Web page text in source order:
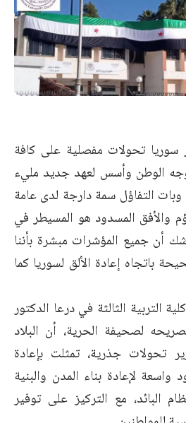
سوريا تحولات مفصلية على كافة
الوطن وأسس لعهد جديد مليء
وبات التفاؤل سمة دارجة لدى عامة
والأفق المسدود هو المسيطر في
أن جميع المؤشرات مبشرة بأننا
باتجاه إعادة الألق لسوريا كما
التربية الثالثة في درعا الدكتور
لصحيفة الحرية، أن البلاد
تحولات جذرية، تمثلت بإعادة
لإعادة بناء المدن والبنية
البائد، مع التركيز على توفير